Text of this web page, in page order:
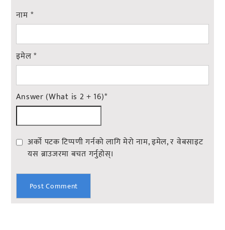
नाम *
इमेल*
Answer (What is 2 + 16)*
अर्को पटक टिप्पणी गर्नको लागि मेरो नाम, इमेल, र वेबसाइट
यस ब्राउजरमा बचत गर्नुहोस्।